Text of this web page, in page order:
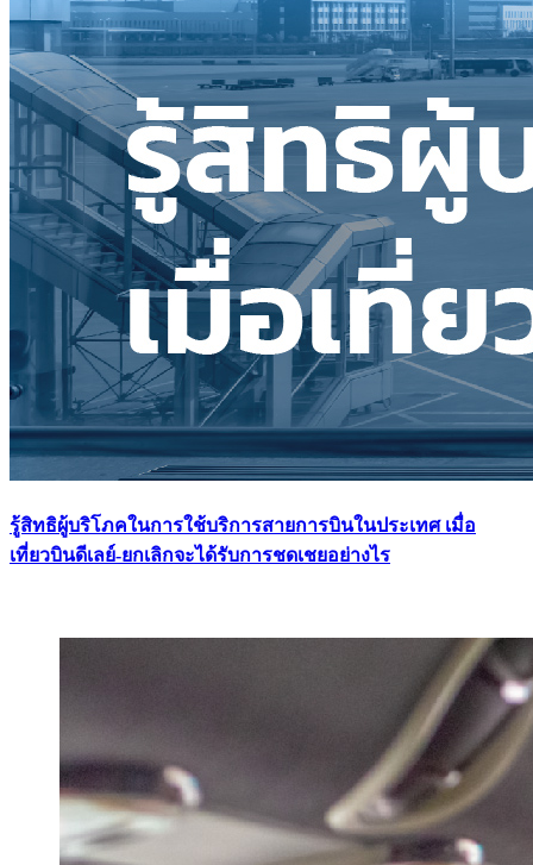
รู้สิทธิผู้บริโภคในการใช้บริการสายการบินในประเทศ เมื่อ
เที่ยวบินดีเลย์-ยกเลิกจะได้รับการชดเชยอย่างไร